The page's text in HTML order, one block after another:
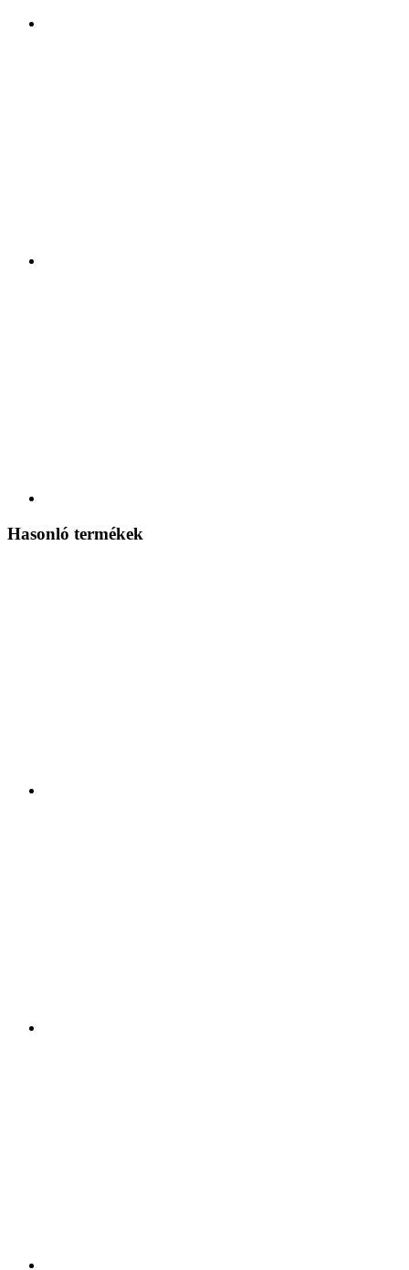
Hasonló termékek